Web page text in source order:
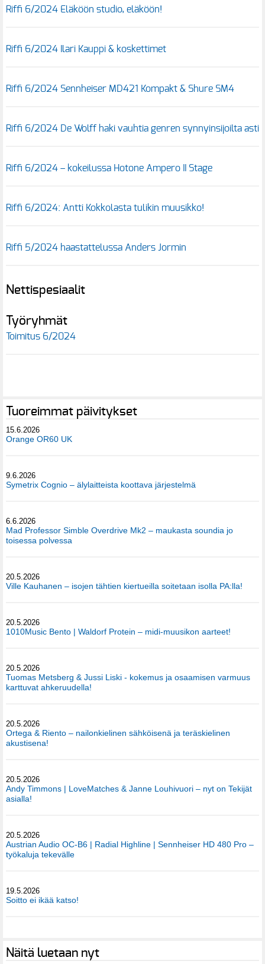
Riffi 6/2024 Eläköön studio, eläköön!
Riffi 6/2024 Ilari Kauppi & koskettimet
Riffi 6/2024 Sennheiser MD421 Kompakt & Shure SM4
Riffi 6/2024 De Wolff haki vauhtia genren synnyinsijoilta asti
Riffi 6/2024 – kokeilussa Hotone Ampero II Stage
Riffi 6/2024: Antti Kokkolasta tulikin muusikko!
Riffi 5/2024 haastattelussa Anders Jormin
Nettispesiaalit
Työryhmät
Toimitus 6/2024
Tuoreimmat päivitykset
15.6.2026
Orange OR60 UK
9.6.2026
Symetrix Cognio – älylaitteista koottava järjestelmä
6.6.2026
Mad Professor Simble Overdrive Mk2 – maukasta soundia jo
toisessa polvessa
20.5.2026
Ville Kauhanen – isojen tähtien kiertueilla soitetaan isolla PA:lla!
20.5.2026
1010Music Bento | Waldorf Protein – midi-muusikon aarteet!
20.5.2026
Tuomas Metsberg & Jussi Liski - kokemus ja osaamisen varmuus
karttuvat ahkeruudella!
20.5.2026
Ortega & Riento – nailonkielinen sähköisenä ja teräskielinen
akustisena!
20.5.2026
Andy Timmons | LoveMatches & Janne Louhivuori – nyt on Tekijät
asialla!
20.5.2026
Austrian Audio OC-B6 | Radial Highline | Sennheiser HD 480 Pro –
työkaluja tekevälle
19.5.2026
Soitto ei ikää katso!
Näitä luetaan nyt